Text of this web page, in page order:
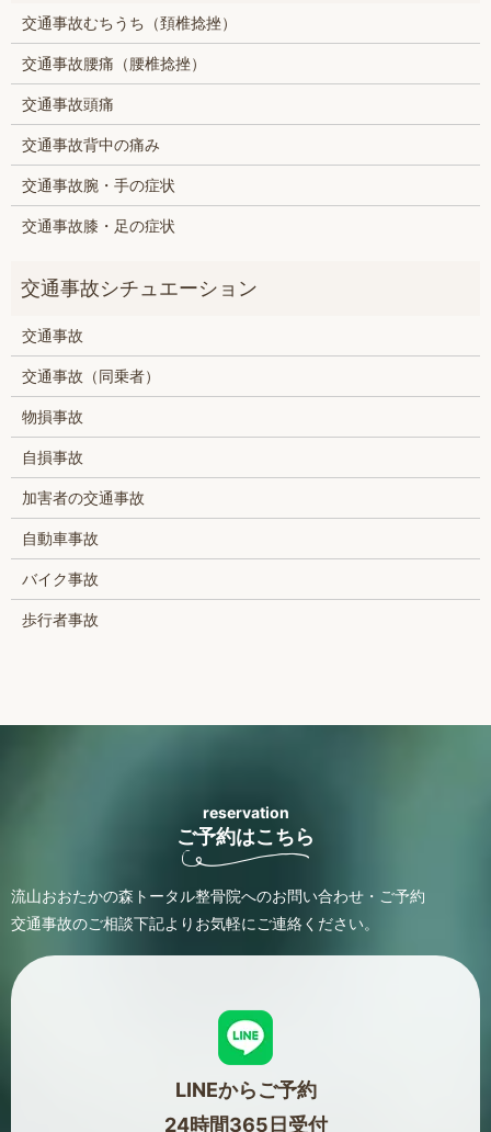
交通事故むちうち（頚椎捻挫）
交通事故腰痛（腰椎捻挫）
交通事故頭痛
交通事故背中の痛み
交通事故腕・手の症状
交通事故膝・足の症状
交通事故
交通事故（同乗者）
物損事故
自損事故
加害者の交通事故
自動車事故
バイク事故
歩行者事故
reservation
ご予約はこちら
流山おおたかの森トータル整骨院へのお問い合わせ・ご予約
交通事故のご相談下記よりお気軽にご連絡ください。
LINEからご予約
24時間365日受付